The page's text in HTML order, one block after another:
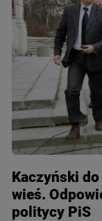
Kaczyński
wieś.
politycy PiS